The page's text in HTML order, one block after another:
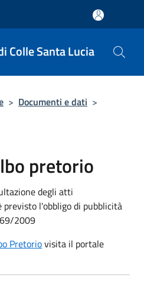
Colle Santa Lucia
> Documenti e dati >
pretorio
degli atti
l'obbligo di pubblicità
2009
Pretoriovisita il portale